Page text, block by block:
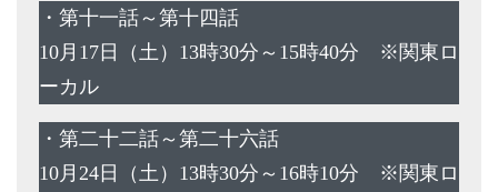
・第十一話～第十四話
10月17日（土）13時30分～15時40分 ※関東ロ
ーカル
・第二十二話～第二十六話
10月24日（土）13時30分～16時10分 ※関東ロ